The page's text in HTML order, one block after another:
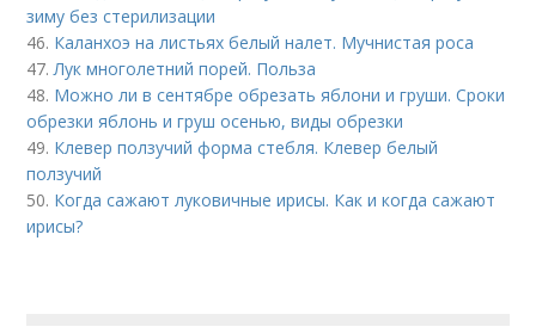
зиму без стерилизации
46. Каланхоэ на листьях белый налет. Мучнистая роса
47.Лук многолетний порей. Польза
48. Можно ли в сентябре обрезать яблони и груши. Сроки
обрезки яблонь и груш осенью, виды обрезки
49. Клевер ползучий форма стебля. Клевер белый
ползучий
50. Когда сажают луковичные ирисы. Как и когда сажают
ирисы?